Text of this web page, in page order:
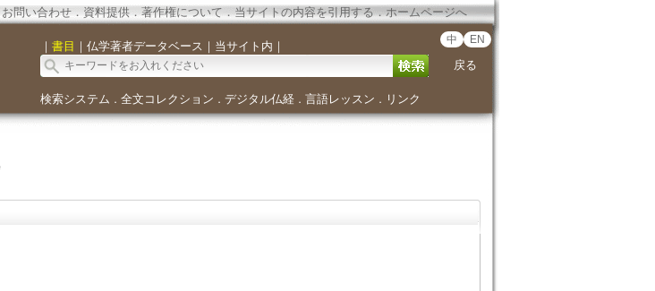
お問い合わせ． 資料提供．著作権について．当サイトの内容を引用する．ホームページへ
｜ 書目 ｜ 仏学著者データベース ｜ 当サイト内 ｜ 中 EN
戻る
検索システム ． 全文コレクション ． デジタル仏経． 言語レッスン ． リンク